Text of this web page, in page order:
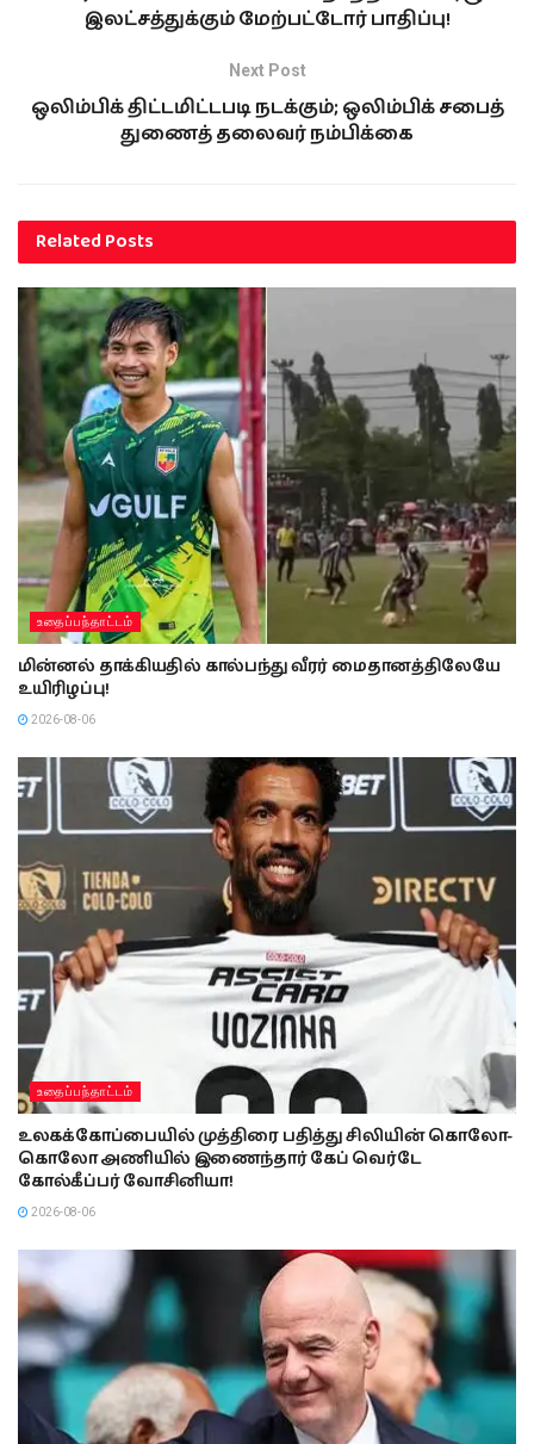
இலட்சத்துக்கும் மேற்பட்டோர் பாதிப்பு!
Next Post
ஒலிம்பிக் திட்டமிட்டபடி நடக்கும்; ஒலிம்பிக் சபைத்
துணைத் தலைவர் நம்பிக்கை
RelatedPosts
உதைப்பந்தாட்டம்
மின்னல் தாக்கியதில் கால்பந்து வீரர் மைதானத்திலேயே
உயிரிழப்பு!
2026-08-06
உதைப்பந்தாட்டம்
உலகக்கோப்பையில் முத்திரை பதித்து சிலியின் கொலோ-
கொலோ அணியில் இணைந்தார் கேப் வெர்டே
கோல்கீப்பர் வோசினியா!
2026-08-06